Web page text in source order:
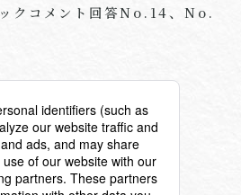
クコメント回答No.14、No.